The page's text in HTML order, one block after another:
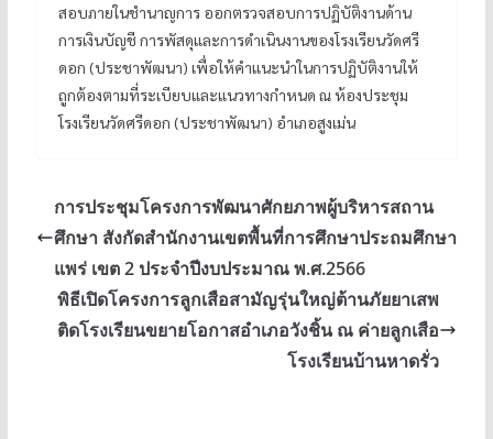
สอบภายในชำนาญการ ออกตรวจสอบการปฏิบัติงานด้าน
การเงินบัญชี การพัสดุและการดำเนินงานของโรงเรียนวัดศรี
ดอก (ประชาพัฒนา) เพื่อให้คำแนะนำในการปฏิบัติงานให้
ถูกต้องตามที่ระเบียบและแนวทางกำหนด ณ ห้องประชุม
โรงเรียนวัดศรีดอก (ประชาพัฒนา) อำเภอสูงเม่น
การประชุมโครงการพัฒนาศักยภาพผู้บริหารสถาน
ศึกษา สังกัดสำนักงานเขตพื้นที่การศึกษาประถมศึกษา
แพร่ เขต 2 ประจำปีงบประมาณ พ.ศ.2566
พิธีเปิดโครงการลูกเสือสามัญรุ่นใหญ่ต้านภัยยาเสพ
ติดโรงเรียนขยายโอกาสอำเภอวังชิ้น ณ ค่ายลูกเสือ
โรงเรียนบ้านหาดรั่ว